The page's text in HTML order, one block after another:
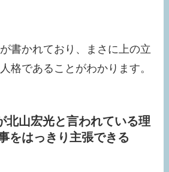
書かれており、まさに上の立
格であることがわかります。
北山宏光と言われている理
をはっきり主張できる